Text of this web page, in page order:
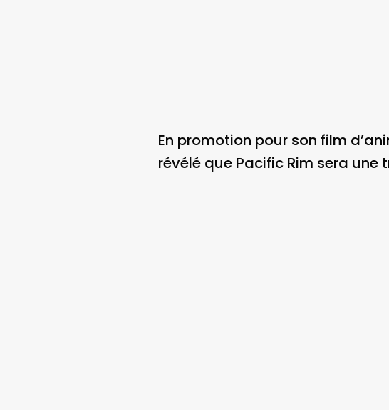
En promotion pour son film
révélé que Pacific Rim sera une